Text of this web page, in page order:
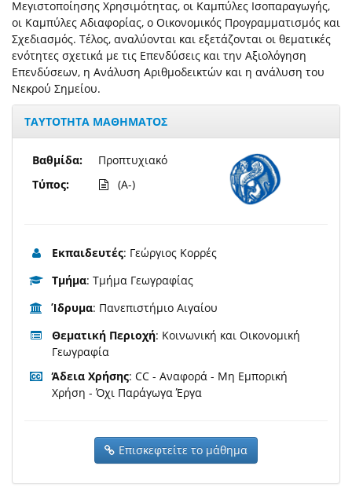
Μεγιστοποίησης Χρησιμότητας, οι Καμπύλες Ισοπαραγωγής,
οι Καμπύλες Αδιαφορίας, ο Οικονομικός Προγραμματισμός και
Σχεδιασμός. Τέλος, αναλύονται και εξετάζονται οι θεματικές
ενότητες σχετικά με τις Επενδύσεις και την Αξιολόγηση
Επενδύσεων, η Ανάλυση Αριθμοδεικτών και η ανάλυση του
Νεκρού Σημείου.
ΤΑΥΤΟΤΗΤΑ ΜΑΘΗΜΑΤΟΣ
Βαθμίδα:
Τύπος:
Προπτυχιακό
(A-)
Εκπαιδευτές: Γεώργιος Κορρές
Τμήμα: Τμήμα Γεωγραφίας
Ίδρυμα: Πανεπιστήμιο Αιγαίου
Θεματική Περιοχή: Κοινωνική και Οικονομική
Γεωγραφία
Άδεια Χρήσης: CC - Αναφορά - Μη Εμπορική
Χρήση - Όχι Παράγωγα Έργα
Επισκεφτείτε το μάθημα